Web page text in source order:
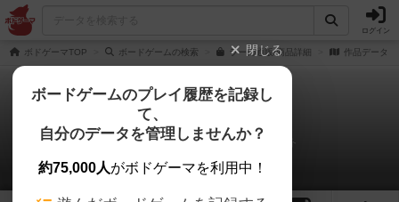
ログイン
ボドゲーマTOP ボードゲームの検索 ラーの通販/商品詳細 作品データ
ラー
ボドゲTVの中の人さんのルール/インスト
12 4 41
閉じる
ボードゲームのプレイ履歴を記録し
て、
自分のデータを管理しませんか？
約75,000人がボドゲーマを利用中！